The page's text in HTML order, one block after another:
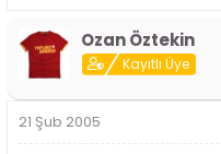
Ozan Öztekin
Kayıtlı Üye
21 Şub 2005